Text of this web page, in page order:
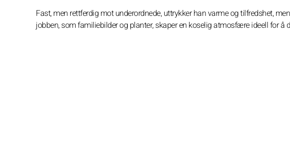
Fast, men rettferdig mot underordnede, uttrykker han varme og tilfredshet,
jobben, som familiebilder og planter, skaper en koselig atmosfære ideell for å